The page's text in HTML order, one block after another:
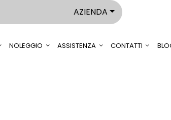
AZIENDA
NOLEGGIO ASSISTENZA CONTATTI